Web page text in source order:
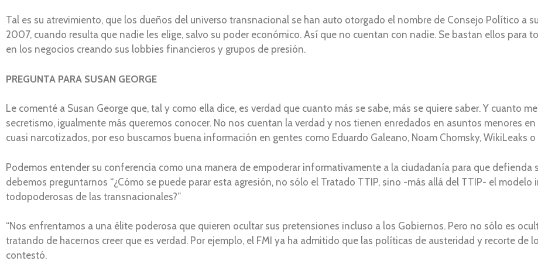
Tal es su atrevimiento, que los dueños del universo transnacional se han auto otorgado el nombre de Consejo Político a
2007, cuando resulta que nadie les elige, salvo su poder económico. Así que no cuentan con nadie. Se bastan ellos para
en los negocios creando sus lobbies financieros y grupos de presión.
PREGUNTA PARA SUSAN GEORGE
Le comenté a Susan George que, tal y como ella dice, es verdad que cuanto más se sabe, más se quiere saber. Y cuanto
secretismo, igualmente más queremos conocer. No nos cuentan la verdad y nos tienen enredados en asuntos menores
cuasi narcotizados, por eso buscamos buena información en gentes como Eduardo Galeano, Noam Chomsky, WikiLeaks o
Podemos entender su conferencia como una manera de empoderar informativamente a la ciudadanía para que defienda
debemos preguntarnos “¿Cómo se puede parar esta agresión, no sólo el Tratado TTIP, sino -más allá del TTIP- el modelo
todopoderosas de las transnacionales?”
“Nos enfrentamos a una élite poderosa que quieren ocultar sus pretensiones incluso a los Gobiernos. Pero no sólo es
tratando de hacernos creer que es verdad. Por ejemplo, el FMI ya ha admitido que las políticas de austeridad y recorte de
contestó.